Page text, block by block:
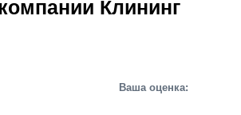
Клининг
Ваша оценка: